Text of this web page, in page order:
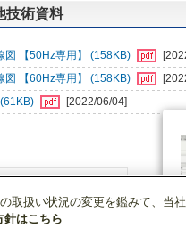
技術資料
図 【50Hz専用】 (158KB)
図 【60Hz専用】 (158KB)
[2022/06/04]
プ 製品情報
取扱い状況の変更を鑑みて、当
針はこちら